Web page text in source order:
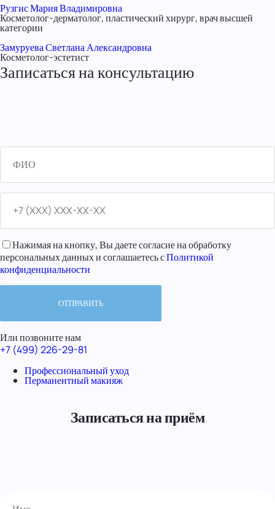
Рузгис Мария Владимировна
Косметолог-дерматолог, пластический хирург, врач высшей
категории
Замуруева Светлана Александровна
Косметолог-эстетист
Записаться на консультацию
Нажимая на кнопку, Вы даете согласие на обработку
персональных данных и соглашаетесь сПолитикой
конфиденциальности
Или позвоните нам
+7 (499) 226-29-81
Профессиональный уход
Перманентный макияж
Записаться на приём